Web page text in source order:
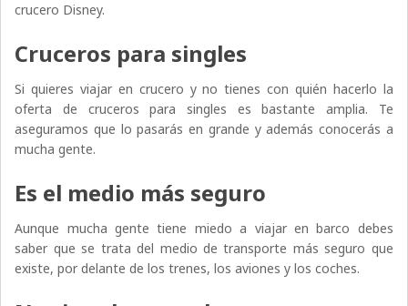
crucero Disney.
Cruceros para singles
Si quieres viajar en crucero y no tienes con quién hacerlo la
oferta de cruceros para singles es bastante amplia. Te
aseguramos que lo pasarás en grande y además conocerás a
mucha gente.
Es el medio más seguro
Aunque mucha gente tiene miedo a viajar en barco debes
saber que se trata del medio de transporte más seguro que
existe, por delante de los trenes, los aviones y los coches.